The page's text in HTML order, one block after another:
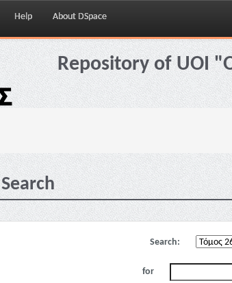
Help About DSpace
Repository of UOI
Search
Search:
for